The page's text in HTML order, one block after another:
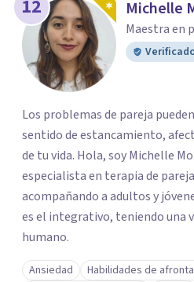
12 Michelle
Maestra en
Los problemas de pareja
sentido de estancamiento,
de tu vida. Hola, soy Michelle
especialista en terapia de
acompañando a adultos y
es el integrativo, teniendo una
humano.
Ansiedad
Habilidades de